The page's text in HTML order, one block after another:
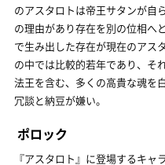
のアスタロトは帝王サタンが自
の理由があり存在を別の位相へ
で生み出した存在が現在のアス
の中では比較的若年であり、そ
法王を含む、多くの高貴な魂を
冗談と納豆が嫌い。
ポロック
『アスタロト』に登場するキ